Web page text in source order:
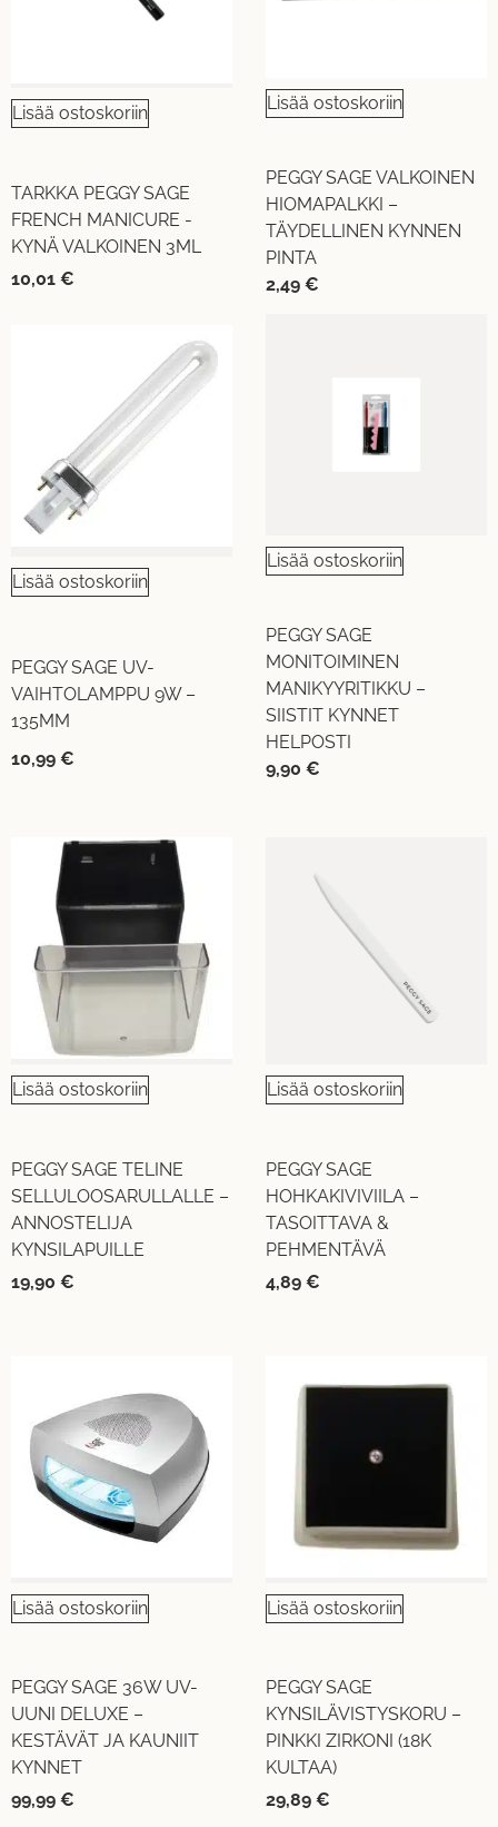
Lisää ostoskoriin
TARKKA PEGGY SAGE
FRENCH MANICURE -
KYNÄ VALKOINEN 3ML
10,01 €
Lisää ostoskoriin
PEGGY SAGE VALKOINEN
HIOMAPALKKI –
TÄYDELLINEN KYNNEN
PINTA
2,49 €
Lisää ostoskoriin
PEGGY SAGE UV-
VAIHTOLAMPPU 9W –
135MM
10,99 €
Lisää ostoskoriin
PEGGY SAGE
MONITOIMINEN
MANIKYYRITIKKU –
SIISTIT KYNNET
HELPOSTI
9,90 €
Lisää ostoskoriin
PEGGY SAGE TELINE
SELLULOOSARULLALLE –
ANNOSTELIJA
KYNSILAPUILLE
19,90 €
Lisää ostoskoriin
PEGGY SAGE
HOHKAKIVIVIILA –
TASOITTAVA &
PEHMENTÄVÄ
4,89 €
Lisää ostoskoriin
PEGGY SAGE 36W UV-
UUNI DELUXE –
KESTÄVÄT JA KAUNIIT
KYNNET
99,99 €
Lisää ostoskoriin
PEGGY SAGE
KYNSILÄVISTYSKORU –
PINKKI ZIRKONI (18K
KULTAA)
29,89 €